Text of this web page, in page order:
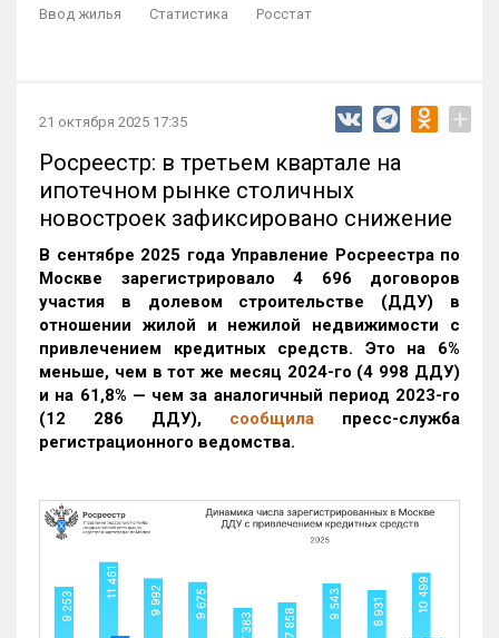
Ввод жилья Статистика Росстат
21 октября 2025 17:35 +
Росреестр: в третьем квартале на
ипотечном рынке столичных
новостроек зафиксировано снижение
В сентябре 2025 года Управление Росреестра по
Москве зарегистрировало 4 696 договоров
участия в долевом строительстве (ДДУ) в
отношении жилой и нежилой недвижимости с
привлечением кредитных средств. Это на 6%
меньше, чем в тот же месяц 2024-го (4 998 ДДУ)
и на 61,8% — чем за аналогичный период 2023-го
(12 286 ДДУ), сообщила пресс-служба
регистрационного ведомства.